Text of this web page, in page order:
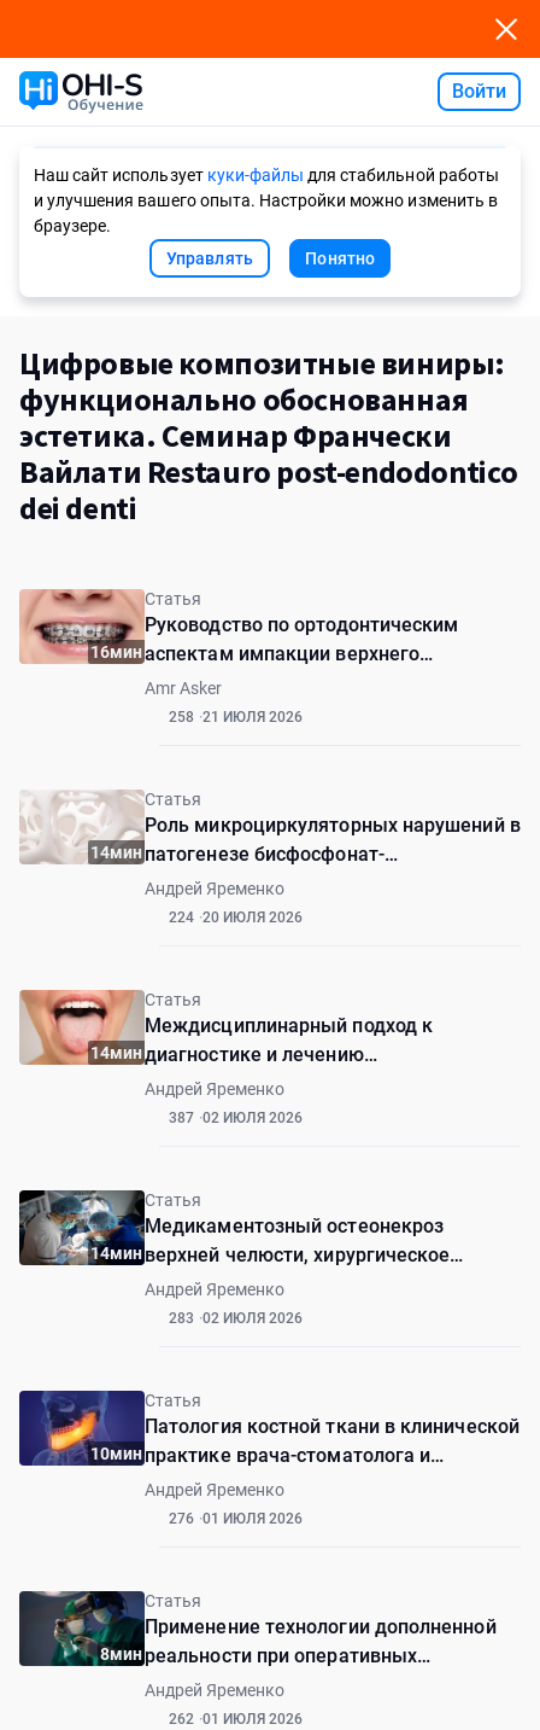
Войти
Наш сайт использует куки-файлы для стабильной работы
и улучшения вашего опыта. Настройки можно изменить в
браузере.
Управлять
Понятно
Цифровые композитные виниры:
функционально обоснованная
эстетика. Семинар Франчески
Вайлати Restauro post-endodontico
dei denti
16мин
Статья
Руководство по ортодонтическим
аспектам импакции верхнего
центрального резца с дилацерацией
Amr Asker
258 21 ИЮЛЯ 2026
14мин
Статья
Роль микроциркуляторных нарушений в
патогенезе бисфосфонат-
ассоциированного остеонекроза
Андрей Яременко
224 20 ИЮЛЯ 2026
14мин
Статья
Междисциплинарный подход к
диагностике и лечению
шилоподъязычного синдрома. Первый
опыт
Андрей Яременко
387 02 ИЮЛЯ 2026
14мин
Статья
Медикаментозный остеонекроз
верхней челюсти, хирургическое
лечение (клинический случай)
Андрей Яременко
283 02 ИЮЛЯ 2026
10мин
Статья
Патология костной ткани в клинической
практике врача-стоматолога и
челюстно-лицевого хирурга
Андрей Яременко
276 01 ИЮЛЯ 2026
8мин
Статья
Применение технологии дополненной
реальности при оперативных
вмешательствах на верхней челюсти.
Клинический случай
Андрей Яременко
262 01 ИЮЛЯ 2026